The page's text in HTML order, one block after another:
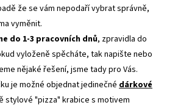
že se vám nepodaří vybrat správně,
vyměnit.
do 1-3 pracovních dnů, zpravidla do
vyloženě spěcháte, tak napište nebo
nějaké řešení, jsme tady pro Vás.
je možné objednat jedinečné dárkové
stylové "pizza" krabice s motivem